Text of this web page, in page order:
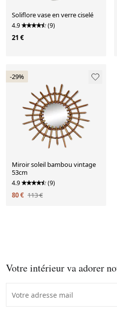
Soliflore vase en verre ciselé
4.9 (9)
21 €
-29%
Miroir soleil bambou vintage
53cm
4.9 (9)
80 € 113 €
Votre intérieur va adorer